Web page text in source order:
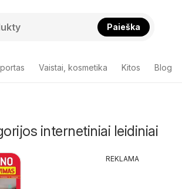
Paieška
Vaistai, kosmetika Kitos Blog
internetiniai leidiniai
REKLAMA